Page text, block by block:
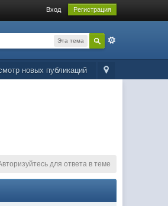
Вход Регистрация
Эта тема
новых публикаций
для ответа в теме